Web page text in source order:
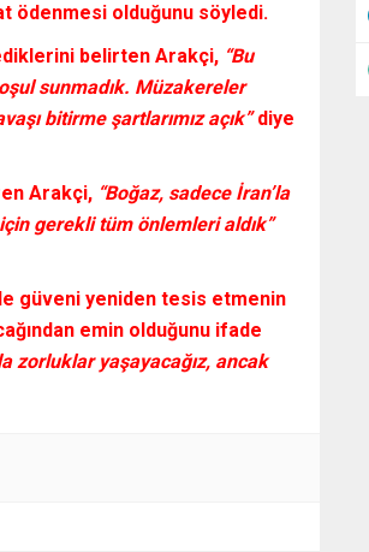
ödenmesi olduğunu söyledi.
belirten Arakçi, “Bu
sunmadık. Müzakereler
bitirme şartlarımız açık”diye
Arakçi, “Boğaz, sadece İran’la
gerekli tüm önlemleri aldık”
güveni yeniden tesis etmenin
emin olduğunu ifade
zorluklar yaşayacağız, ancak